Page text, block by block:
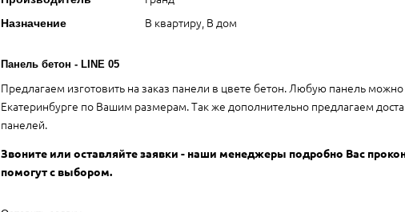
Назначение В квартиру, В дом
Панель бетон - LINE 05
Предлагаем изготовить на заказ панели в цвете бетон. Любую панель можно
Екатеринбурге по Вашим размерам. Так же дополнительно предлагаем
панелей.
Звоните или оставляйте заявки - наши менеджеры подробно Вас
помогут с выбором.